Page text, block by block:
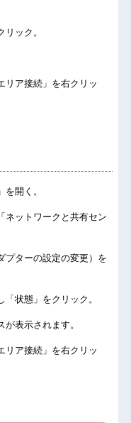
ック。
リア接続」を右クリッ
開く。
ネットワークと共有セン
プターの設定の変更）を
「状態」をクリック。
が表示されます。
リア接続」を右クリッ